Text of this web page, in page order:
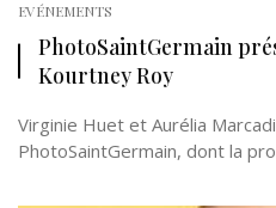
EVÉNEMENTS
PhotoSaintGermain
Kourtney Roy
Virginie Huet et Aurélia
PhotoSaintGermain, dont la